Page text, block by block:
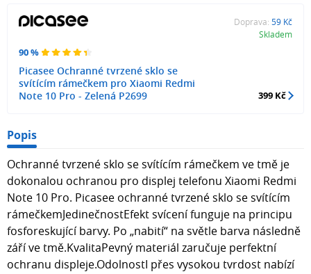
90 %
Picasee Ochranné tvrzené sklo se
svítícím rámečkem pro Xiaomi Redmi
Note 10 Pro - Zelená P2699
Doprava: 59 Kč
Skladem
399 Kč
Popis
Ochranné tvrzené sklo se svítícím rámečkem ve tmě je
dokonalou ochranou pro displej telefonu Xiaomi Redmi
Note 10 Pro. Picasee ochranné tvrzené sklo se svítícím
rámečkemJedinečnostEfekt svícení funguje na principu
fosforeskující barvy. Po „nabití“ na světle barva následně
září ve tmě.KvalitaPevný materiál zaručuje perfektní
ochranu displeje.OdolnostI přes vysokou tvrdost nabízí